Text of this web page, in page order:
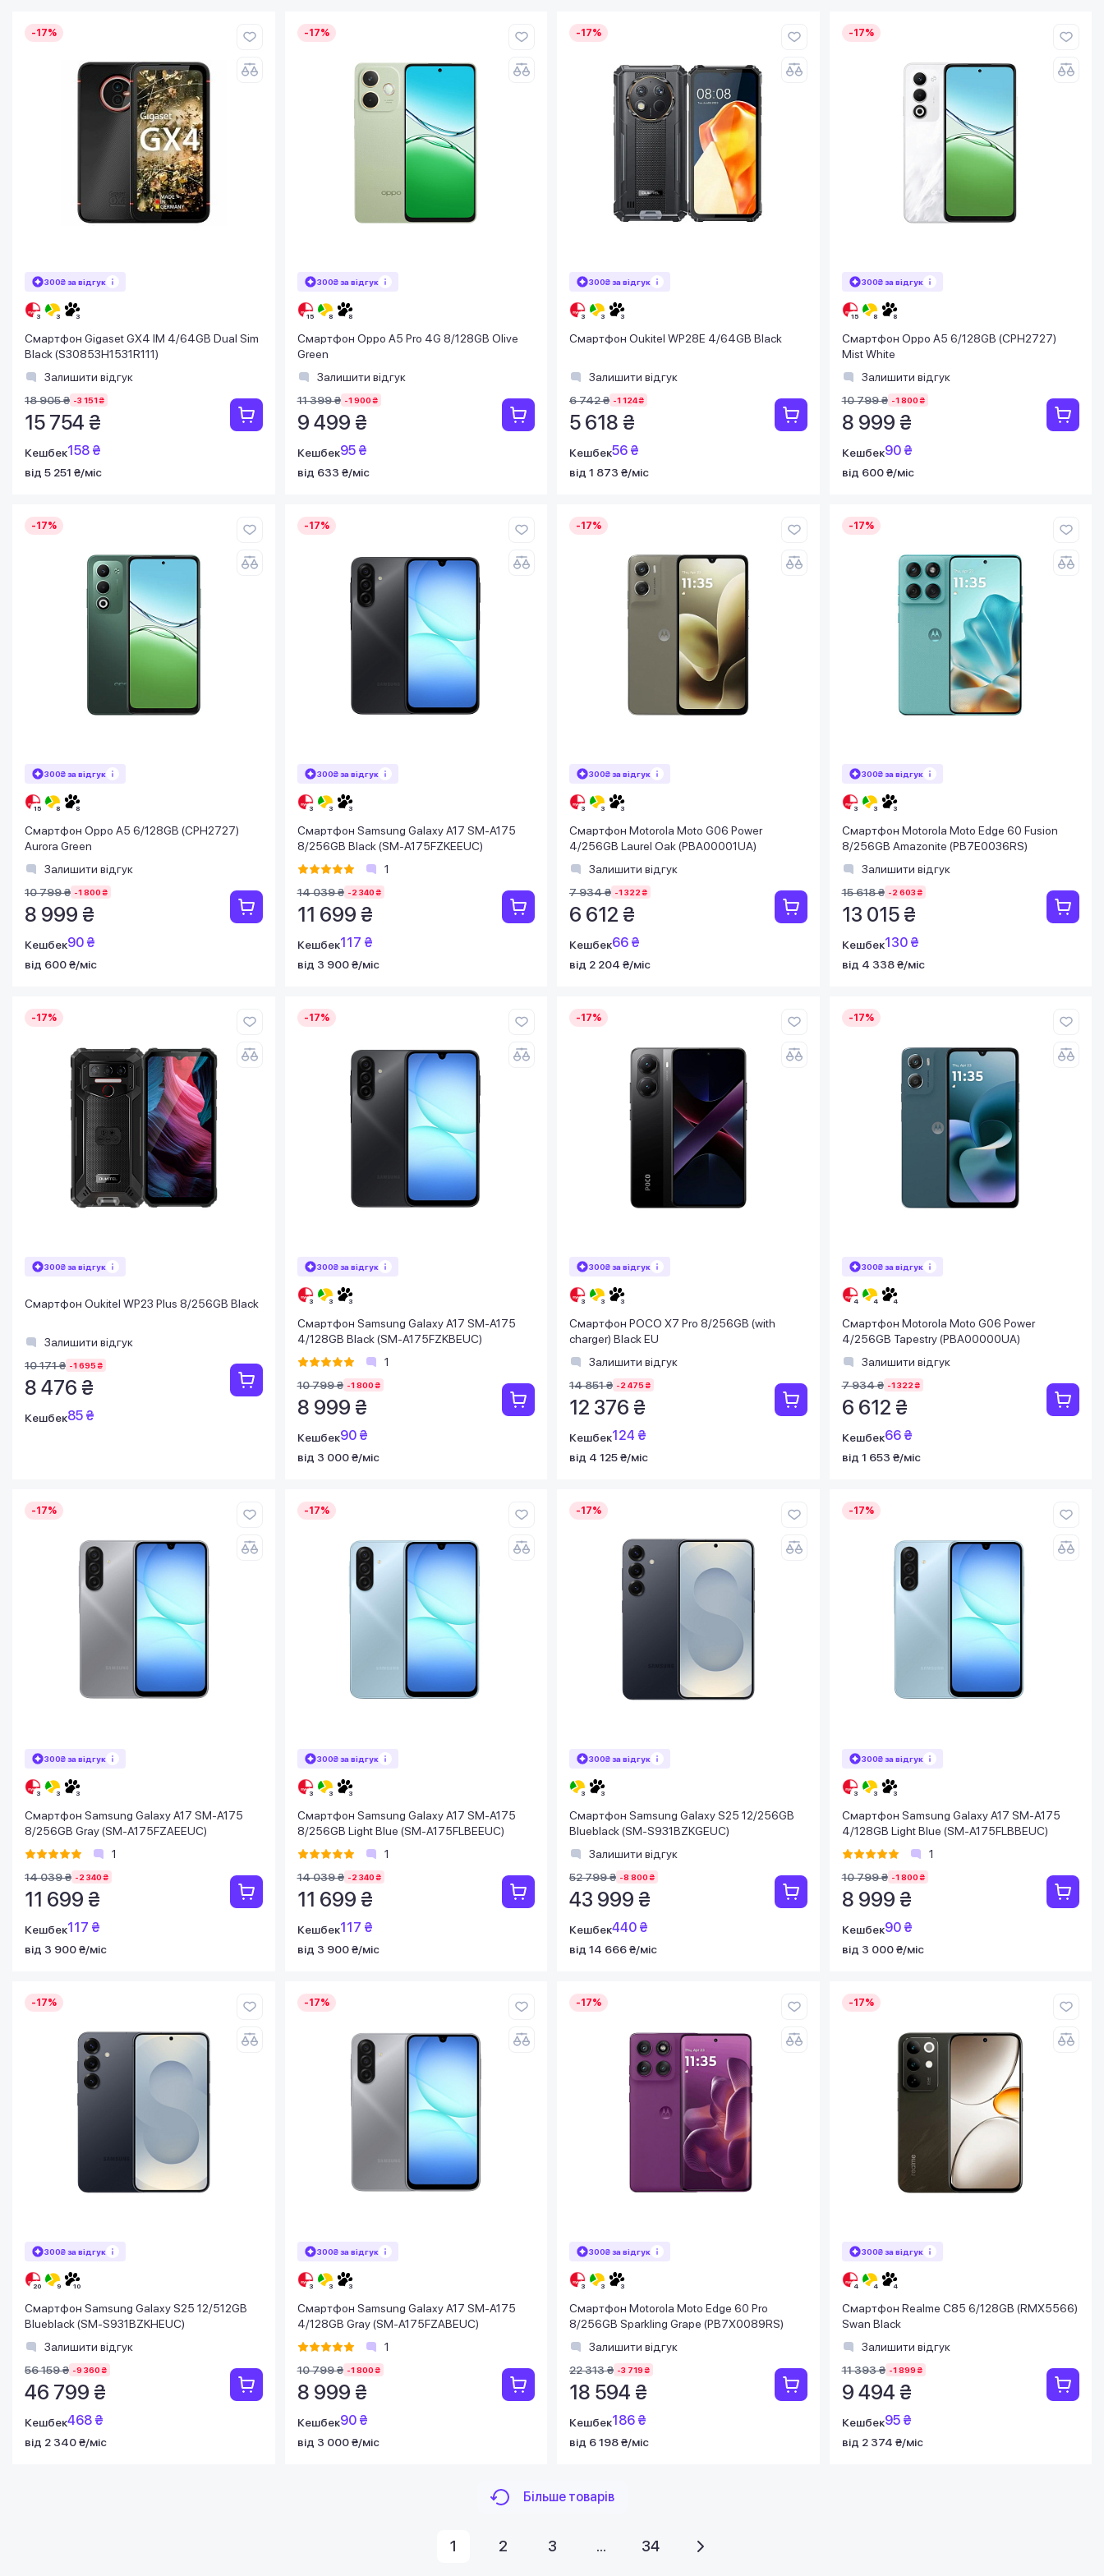
-17%
300₴ за відгук
Смартфон Gigaset GX4 IM 4/64GB Dual Sim
Black (S30853H1531R111)
Залишити відгук
18 905 ₴ -3 151 ₴
15 754 ₴
Кешбек158 ₴
від 5 251 ₴/міс
-17%
300₴ за відгук
Смартфон Oppo A5 Pro 4G 8/128GB Olive
Green
Залишити відгук
11 399 ₴ -1 900 ₴
9 499 ₴
Кешбек95 ₴
від 633 ₴/міс
-17%
300₴ за відгук
Смартфон Oukitel WP28E 4/64GB Black
Залишити відгук
6 742 ₴ -1 124 ₴
5 618 ₴
Кешбек56 ₴
від 1 873 ₴/міс
-17%
300₴ за відгук
Смартфон Oppo A5 6/128GB (CPH2727)
Mist White
Залишити відгук
10 799 ₴ -1 800 ₴
8 999 ₴
Кешбек90 ₴
від 600 ₴/міс
-17%
300₴ за відгук
Смартфон Oppo A5 6/128GB (CPH2727)
Aurora Green
Залишити відгук
10 799 ₴ -1 800 ₴
8 999 ₴
Кешбек90 ₴
від 600 ₴/міс
-17%
300₴ за відгук
Смартфон Samsung Galaxy A17 SM-A175
8/256GB Black (SM-A175FZKEEUC)
1
14 039 ₴ -2 340 ₴
11 699 ₴
Кешбек117 ₴
від 3 900 ₴/міс
-17%
300₴ за відгук
Смартфон Motorola Moto G06 Power
4/256GB Laurel Oak (PBA00001UA)
Залишити відгук
7 934 ₴ -1 322 ₴
6 612 ₴
Кешбек66 ₴
від 2 204 ₴/міс
-17%
300₴ за відгук
Смартфон Motorola Moto Edge 60 Fusion
8/256GB Amazonite (PB7E0036RS)
Залишити відгук
15 618 ₴ -2 603 ₴
13 015 ₴
Кешбек130 ₴
від 4 338 ₴/міс
-17%
300₴ за відгук
Смартфон Oukitel WP23 Plus 8/256GB Black
Залишити відгук
10 171 ₴ -1 695 ₴
8 476 ₴
Кешбек85 ₴
-17%
300₴ за відгук
Смартфон Samsung Galaxy A17 SM-A175
4/128GB Black (SM-A175FZKBEUC)
1
10 799 ₴ -1 800 ₴
8 999 ₴
Кешбек90 ₴
від 3 000 ₴/міс
-17%
300₴ за відгук
Смартфон POCO X7 Pro 8/256GB (with
charger) Black EU
Залишити відгук
14 851 ₴ -2 475 ₴
12 376 ₴
Кешбек124 ₴
від 4 125 ₴/міс
-17%
300₴ за відгук
Смартфон Motorola Moto G06 Power
4/256GB Tapestry (PBA00000UA)
Залишити відгук
7 934 ₴ -1 322 ₴
6 612 ₴
Кешбек66 ₴
від 1 653 ₴/міс
-17%
300₴ за відгук
Смартфон Samsung Galaxy A17 SM-A175
8/256GB Gray (SM-A175FZAEEUC)
1
14 039 ₴ -2 340 ₴
11 699 ₴
Кешбек117 ₴
від 3 900 ₴/міс
-17%
300₴ за відгук
Смартфон Samsung Galaxy A17 SM-A175
8/256GB Light Blue (SM-A175FLBEEUC)
1
14 039 ₴ -2 340 ₴
11 699 ₴
Кешбек117 ₴
від 3 900 ₴/міс
-17%
300₴ за відгук
Смартфон Samsung Galaxy S25 12/256GB
Blueblack (SM-S931BZKGEUC)
Залишити відгук
52 799 ₴ -8 800 ₴
43 999 ₴
Кешбек440 ₴
від 14 666 ₴/міс
-17%
300₴ за відгук
Смартфон Samsung Galaxy A17 SM-A175
4/128GB Light Blue (SM-A175FLBBEUC)
1
10 799 ₴ -1 800 ₴
8 999 ₴
Кешбек90 ₴
від 3 000 ₴/міс
-17%
300₴ за відгук
Смартфон Samsung Galaxy S25 12/512GB
Blueblack (SM-S931BZKHEUC)
Залишити відгук
56 159 ₴ -9 360 ₴
46 799 ₴
Кешбек468 ₴
від 2 340 ₴/міс
-17%
300₴ за відгук
Смартфон Samsung Galaxy A17 SM-A175
4/128GB Gray (SM-A175FZABEUC)
1
10 799 ₴ -1 800 ₴
8 999 ₴
Кешбек90 ₴
від 3 000 ₴/міс
-17%
300₴ за відгук
Смартфон Motorola Moto Edge 60 Pro
8/256GB Sparkling Grape (PB7X0089RS)
Залишити відгук
22 313 ₴ -3 719 ₴
18 594 ₴
Кешбек186 ₴
від 6 198 ₴/міс
-17%
300₴ за відгук
Смартфон Realme C85 6/128GB (RMX5566)
Swan Black
Залишити відгук
11 393 ₴ -1 899 ₴
9 494 ₴
Кешбек95 ₴
від 2 374 ₴/міс
Більше товарів
1 2 3 ... 34